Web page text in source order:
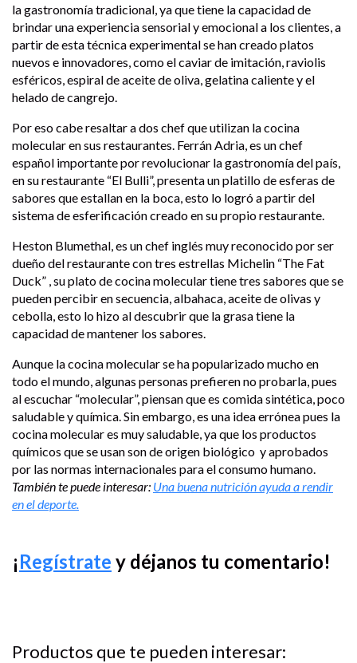
la gastronomía tradicional, ya que tiene la capacidad de
brindar una experiencia sensorial y emocional a los clientes, a
partir de esta técnica experimental se han creado platos
nuevos e innovadores, como el caviar de imitación, raviolis
esféricos, espiral de aceite de oliva, gelatina caliente y el
helado de cangrejo.
Por eso cabe resaltar a dos chef que utilizan la cocina
molecular en sus restaurantes. Ferrán Adria, es un chef
español importante por revolucionar la gastronomía del país,
en su restaurante “El Bulli”, presenta un platillo de esferas de
sabores que estallan en la boca, esto lo logró a partir del
sistema de esferificación creado en su propio restaurante.
Heston Blumethal, es un chef inglés muy reconocido por ser
dueño del restaurante con tres estrellas Michelin “The Fat
Duck” , su plato de cocina molecular tiene tres sabores que se
pueden percibir en secuencia, albahaca, aceite de olivas y
cebolla, esto lo hizo al descubrir que la grasa tiene la
capacidad de mantener los sabores.
Aunque la cocina molecular se ha popularizado mucho en
todo el mundo, algunas personas prefieren no probarla, pues
al escuchar “molecular”, piensan que es comida sintética, poco
saludable y química. Sin embargo, es una idea errónea pues la
cocina molecular es muy saludable, ya que los productos
químicos que se usan son de origen biológico y aprobados
por las normas internacionales para el consumo humano.
También te puede interesar: Una buena nutrición ayuda a rendir
en el deporte.
¡Regístrate y déjanos tu comentario!
Productos que te pueden interesar: